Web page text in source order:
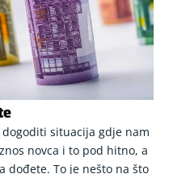
dogoditi situacija gdje nam
novca i to pod hitno, a
dođete. To je nešto na što